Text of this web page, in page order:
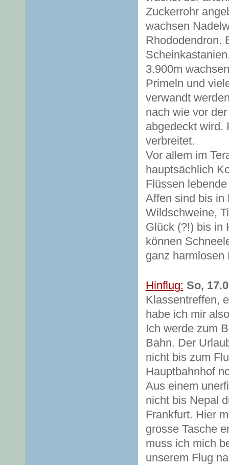
Zuckerrohr
wachsen
Rhododendron.
3.900m
Primeln und
verwandt
nach wie vor
abgedeckt wird.
verbreitet.
Vor allem im
hauptsächlich
Flüssen
Affen sind bis in
Wildschweine,
Glück (?!) bis in
können
ganz harmlosen
Hinflug: So,
Klassentreffen,
habe ich mir
Ich werde zum
Bahn. Der
nicht bis zum
Hauptbahnhof
Aus einem
nicht bis Nepal
Frankfurt. Hier
grosse Tasche
muss ich mich
unserem Flug